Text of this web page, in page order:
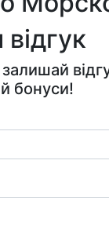
бонуси!